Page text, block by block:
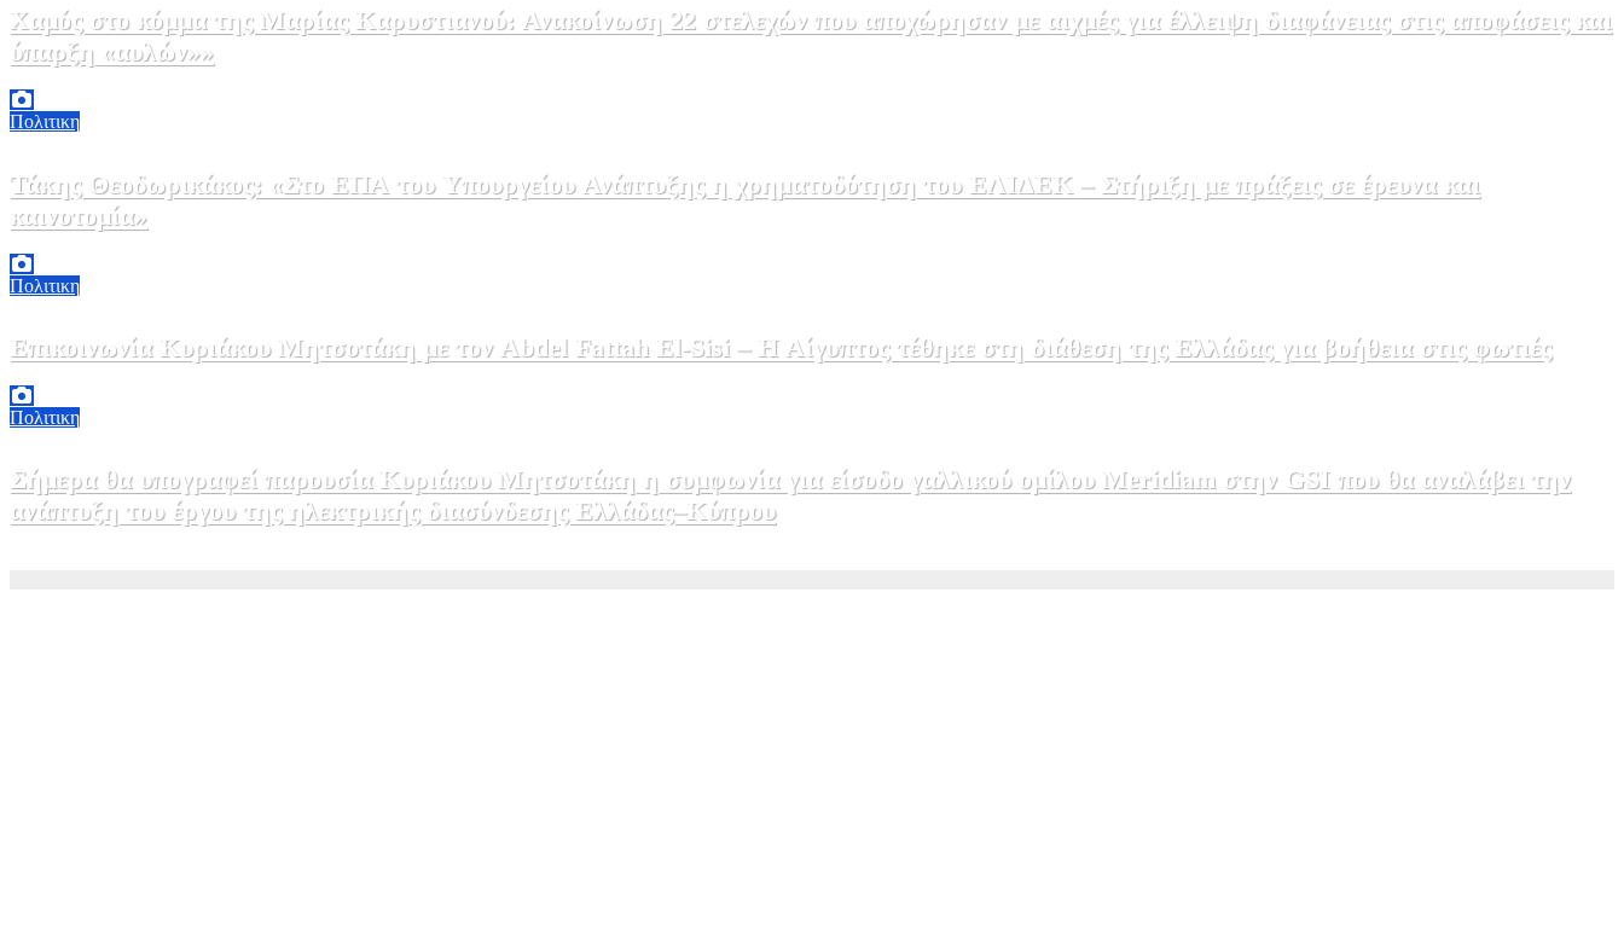
Χαμός στο κόμμα της Μαρίας Καρυστιανού: Ανακοίνωση 22 στελεχών που αποχώρησαν με αιχμές για έλλειψη διαφάνειας στις αποφάσεις και
ύπαρξη «αυλών»»
Πολιτικη
Τάκης Θεοδωρικάκος: «Στο ΕΠΑ του Υπουργείου Ανάπτυξης η χρηματοδότηση του ΕΛΙΔΕΚ – Στήριξη με πράξεις σε έρευνα και
καινοτομία»
Πολιτικη
Επικοινωνία Κυριάκου Μητσοτάκη με τον Abdel Fattah El-Sisi – Η Αίγυπτος τέθηκε στη διάθεση της Ελλάδας για βοήθεια στις φωτιές
Πολιτικη
Σήμερα θα υπογραφεί παρουσία Κυριάκου Μητσοτάκη η συμφωνία για είσοδο γαλλικού ομίλου Meridiam στην GSI που θα αναλάβει την
ανάπτυξη του έργου της ηλεκτρικής διασύνδεσης Ελλάδας–Κύπρου